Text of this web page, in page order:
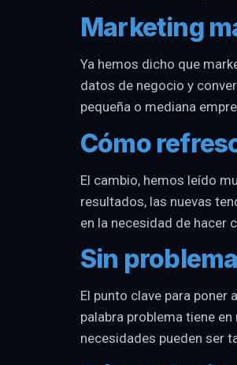
Marketing
Ya hemos dicho que
datos de negocio y
pequeña o mediana
Cómo
El cambio, hemos leído
resultados, las nuevas
en la necesidad de hacer
Sin
El punto clave para poner
palabra problema tiene
necesidades pueden ser